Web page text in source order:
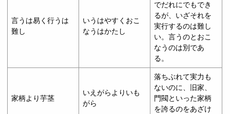
言うは易く行うは
難し
いうはやすくおこ
なうはかたし
でだれにでもでき
るが、いざそれを
実行するのは難し
い。言うのとおこ
なうのは別であ
る。
家柄より芋茎
いえがらよりいも
がら
落ちぶれて実力も
ないのに、旧家、
門閥といった家柄
を誇るのをあざけ